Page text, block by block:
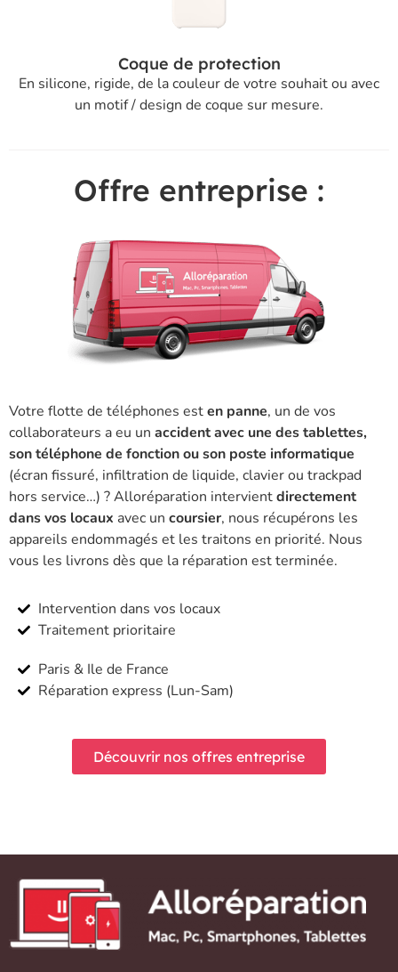
Coque de protection
En silicone, rigide, de la couleur de votre souhait ou avec
un motif / design de coque sur mesure.
Offre entreprise :
Votre flotte de téléphones esten panne, un de vos
collaborateurs a eu un accident avec une des tablettes,
son téléphone de fonction ou son poste informatique
(écran fissuré, infiltration de liquide, clavier ou trackpad
hors service…) ? Alloréparation intervientdirectement
dans vos locaux avec un coursier, nous récupérons les
appareils endommagés et les traitons en priorité. Nous
vous les livrons dès que la réparation est terminée.
Intervention dans vos locaux
Traitement prioritaire
Paris & Ile de France
Réparation express (Lun-Sam)
Découvrir nos offres entreprise